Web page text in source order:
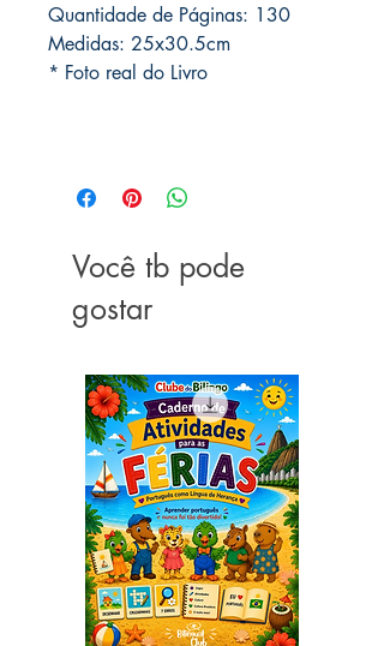
Quantidade de Páginas: 130
Medidas: 25x30.5cm
* Foto real do Livro
Você tb pode
gostar